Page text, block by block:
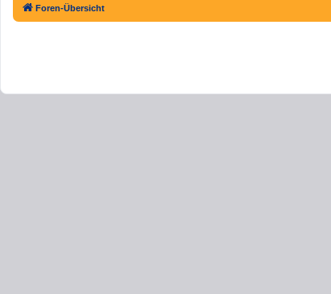
Foren-Übersicht